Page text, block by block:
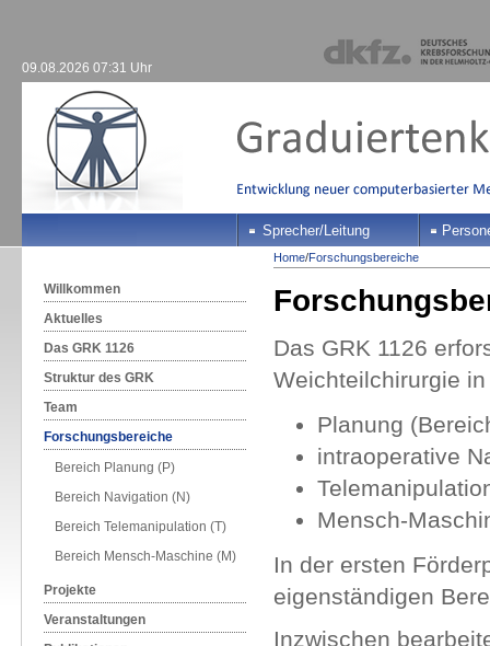
09.08.2026 07:31 Uhr
Sprecher/Leitung
Willkommen
Aktuelles
Das GRK 1126
Struktur des GRK
Team
Forschungsbereiche
Bereich Planung (P)
Bereich Navigation (N)
Bereich Telemanipulation (T)
Bereich Mensch-Maschine (M)
Projekte
Veranstaltungen
Home/Forschungsbereiche
Das GRK 1126
Weichteilchirurgie
Planung
intraoperative
Mensch-
In der ersten
eigenständigen
Inzwischen